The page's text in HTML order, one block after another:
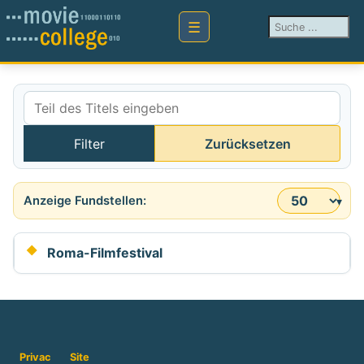
Suchen ...
Teil des Titels eingeben
Filter Zurücksetzen
Anzeige #
Roma-Filmfestival
Privac
Site